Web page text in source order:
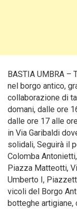
BASTIA UMBRA –
nel borgo antico,
collaborazione di
domani, dalle ore
dalle ore 17 alle
in Via Garibaldi
solidali, Seguirà il
Colomba
Piazza Matteotti,
Umberto I,
vicoli del Borgo
botteghe artigiane,